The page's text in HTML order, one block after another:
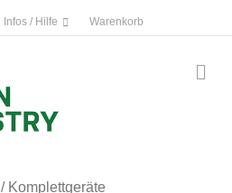
Infos / Hilfe Warenkorb
/ Komplettgeräte